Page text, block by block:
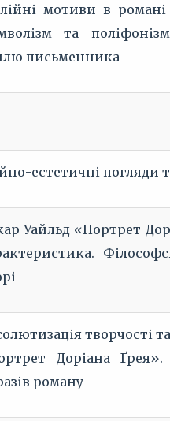
мотиви в
та
письменника
естетичні погляди
Уайльд «Портрет
творчості
Доріана
роману